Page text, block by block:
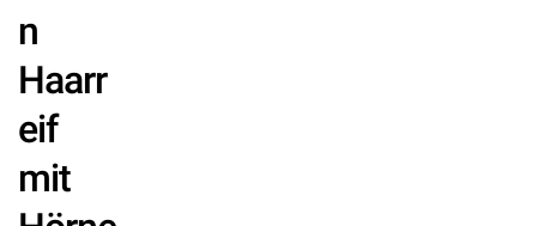
n
Haarr
eif
mit